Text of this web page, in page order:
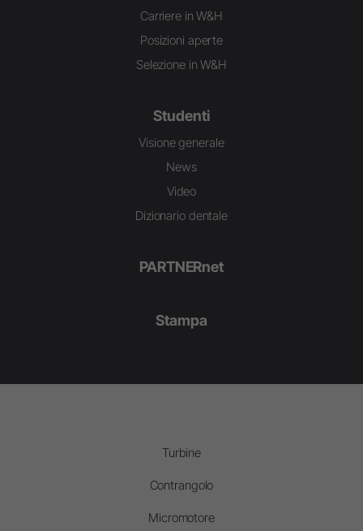
Carriere in W&H
Posizioni aperte
Selezione in W&H
Studenti
Visione generale
News
Video
Dizionario dentale
PARTNERnet
Stampa
Turbine
Contrangolo
Micromotore